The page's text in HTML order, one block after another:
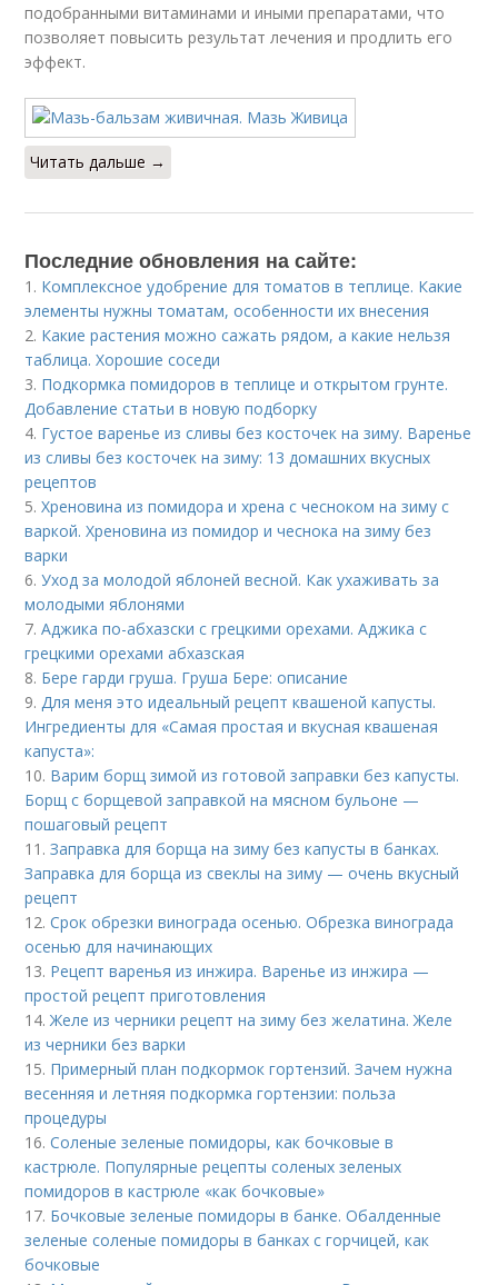
подобранными витаминами и иными препаратами, что
позволяет повысить результат лечения и продлить его
эффект.
Читать дальше →
Последние обновления на сайте:
1. Комплексное удобрение для томатов в теплице. Какие
элементы нужны томатам, особенности их внесения
2. Какие растения можно сажать рядом, а какие нельзя
таблица. Хорошие соседи
3. Подкормка помидоров в теплице и открытом грунте.
Добавление статьи в новую подборку
4. Густое варенье из сливы без косточек на зиму. Варенье
из сливы без косточек на зиму: 13 домашних вкусных
рецептов
5.Хреновина из помидора и хрена с чесноком на зиму с
варкой. Хреновина из помидор и чеснока на зиму без
варки
6.Уход за молодой яблоней весной. Как ухаживать за
молодыми яблонями
7.Аджика по-абхазски с грецкими орехами. Аджика с
грецкими орехами абхазская
8. Бере гарди груша. Груша Бере: описание
9.Для меня это идеальный рецепт квашеной капусты.
Ингредиенты для «Самая простая и вкусная квашеная
капуста»:
10. Варим борщ зимой из готовой заправки без капусты.
Борщ с борщевой заправкой на мясном бульоне —
пошаговый рецепт
11.Заправка для борща на зиму без капусты в банках.
Заправка для борща из свеклы на зиму — очень вкусный
рецепт
12.Срок обрезки винограда осенью. Обрезка винограда
осенью для начинающих
13. Рецепт варенья из инжира. Варенье из инжира —
простой рецепт приготовления
14.Желе из черники рецепт на зиму без желатина. Желе
из черники без варки
15. Примерный план подкормок гортензий. Зачем нужна
весенняя и летняя подкормка гортензии: польза
процедуры
16.Соленые зеленые помидоры, как бочковые в
кастрюле. Популярные рецепты соленых зеленых
помидоров в кастрюле «как бочковые»
17. Бочковые зеленые помидоры в банке. Обалденные
зеленые соленые помидоры в банках с горчицей, как
бочковые